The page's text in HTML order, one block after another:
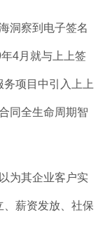
洞察到电子签名
4月就与上上签
项目中引入上上
同全生命周期智
为其企业客户实
薪资发放、社保